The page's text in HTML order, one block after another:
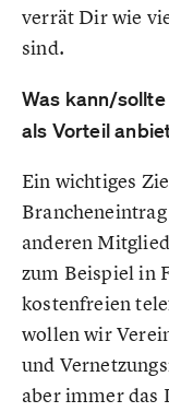
verrät Dir wie
sind.
Was kann/
als Vorteil
Ein wichtiges
anderen
zum Beispiel in
kostenfreien
wollen wir
und
aber immer das